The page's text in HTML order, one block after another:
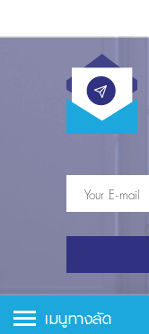
เมนูทางลัด